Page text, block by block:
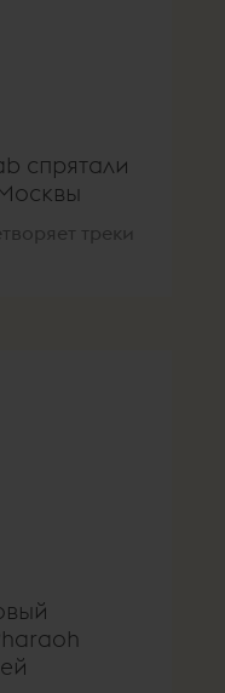
спрятали
треки